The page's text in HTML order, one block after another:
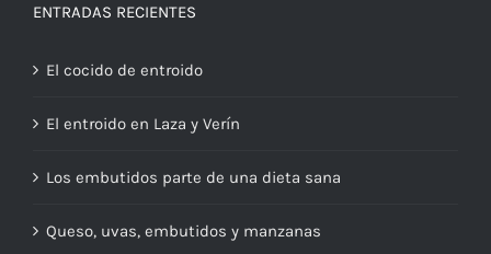
ENTRADAS RECIENTES
El cocido de entroido
El entroido en Laza y Verín
Los embutidos parte de una dieta sana
Queso, uvas, embutidos y manzanas